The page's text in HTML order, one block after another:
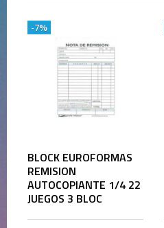
BLOCK EUROFORMAS
REMISION
AUTOCOPIANTE 1/4 22
JUEGOS 3 BLOC
-7%